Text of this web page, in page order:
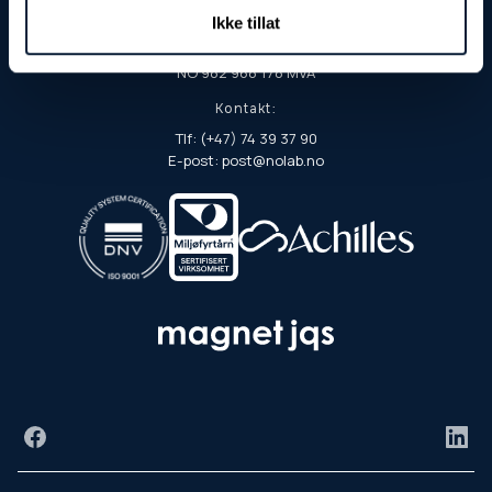
Ikke tillat
NO 982 968 178 MVA
Kontakt:
Tlf: (+47) 74 39 37 90
E-post: post@nolab.no
Facebook